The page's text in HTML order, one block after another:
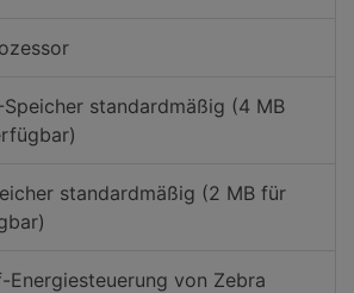
Speicher standardmäßig (4 MB
standardmäßig (2 MB für
von Zebra